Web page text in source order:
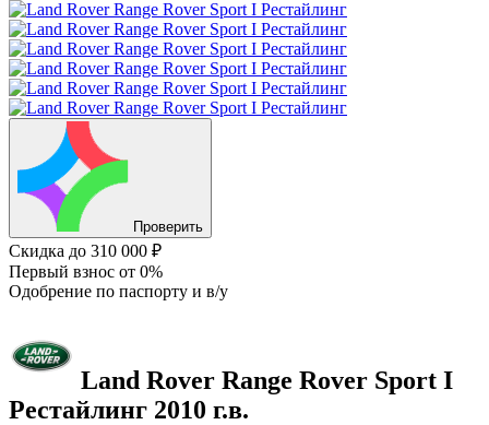
Проверить
Скидка до 310 000 ₽
Первый взнос от 0%
Одобрение по паспорту и в/у
Land Rover Range Rover Sport I
Рестайлинг 2010 г.в.